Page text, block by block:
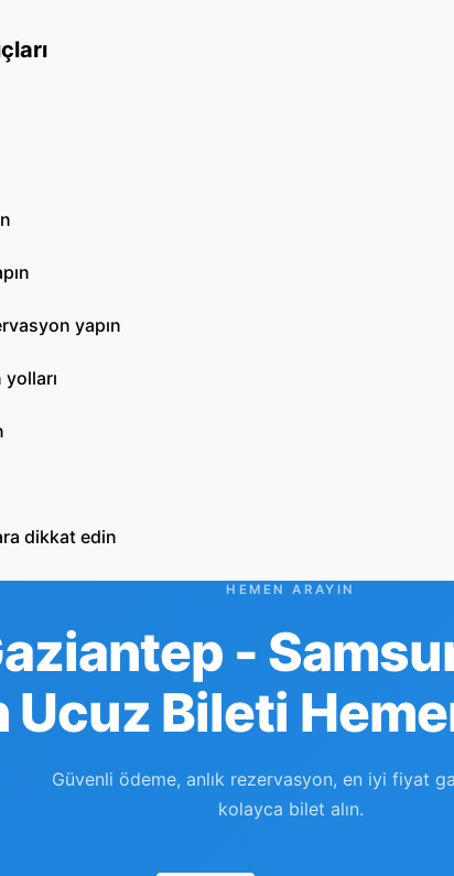
yapın
dikkat edin
HEMEN ARAYIN
-
Ucuz Bileti
Güvenli ödeme, anlık rezervasyon, en iyi fiyat
kolayca bilet alın.